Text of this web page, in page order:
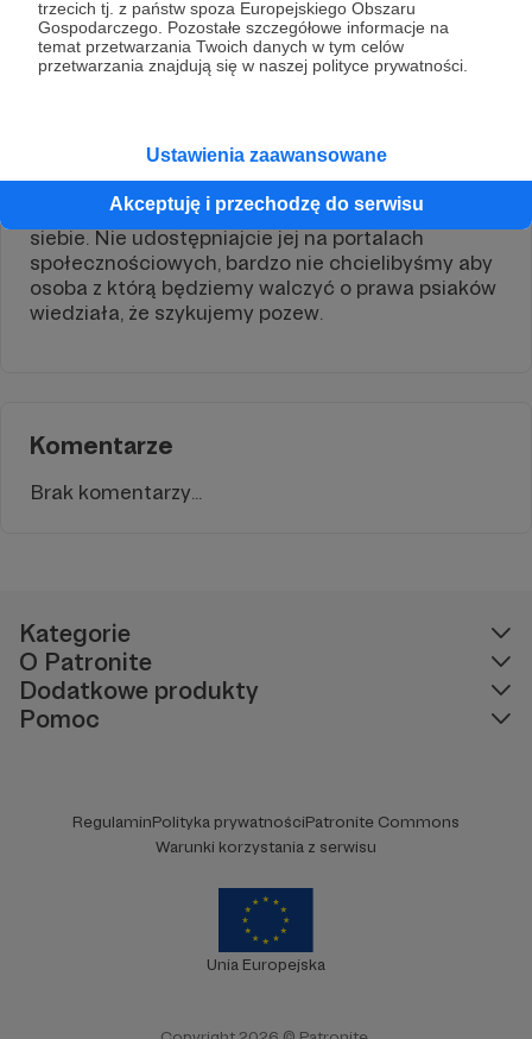
trzecich tj. z państw spoza Europejskiego Obszaru
Gospodarczego. Pozostałe szczegółowe informacje na
temat przetwarzania Twoich danych w tym celów
przetwarzania znajdują się w naszej polityce prywatności.
Ustawienia zaawansowane
Akceptuję i przechodzę do serwisu
przewiduje tak kosztownych dodatkowych
wydatków 😞 Bardzo potrzebujemy Waszej
pomocy, jesteście naszą ostatnią nadzieją 🥺❤️
Jesteście grupą ludzi, którym ufamy, prosimy
zachowajcie informację o tej zbiórce tylko dla
siebie. Nie udostępniajcie jej na portalach
społecznościowych, bardzo nie chcielibyśmy aby
osoba z którą będziemy walczyć o prawa psiaków
wiedziała, że szykujemy pozew.
Komentarze
Brak komentarzy...
Kategorie
O Patronite
Dodatkowe produkty
Pomoc
RegulaminPolityka prywatnościPatronite Commons
Warunki korzystania z serwisu
Unia Europejska